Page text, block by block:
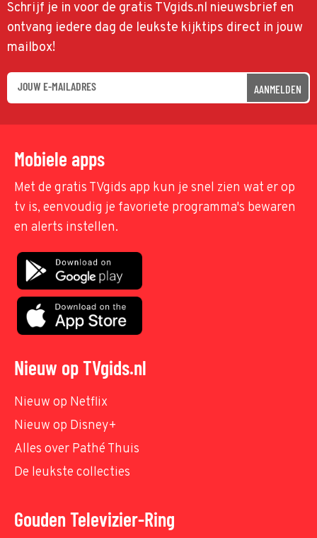
Schrijf je in voor de gratis TVgids.nl nieuwsbrief en
ontvang iedere dag de leukste kijktips direct in jouw
mailbox!
AANMELDEN
Mobiele apps
Met de gratis TVgids app kun je snel zien wat er op
tv is, eenvoudig je favoriete programma's bewaren
en alerts instellen.
Nieuw op TVgids.nl
Nieuw op Netflix
Nieuw op Disney+
Alles over Pathé Thuis
De leukste collecties
Gouden Televizier-Ring